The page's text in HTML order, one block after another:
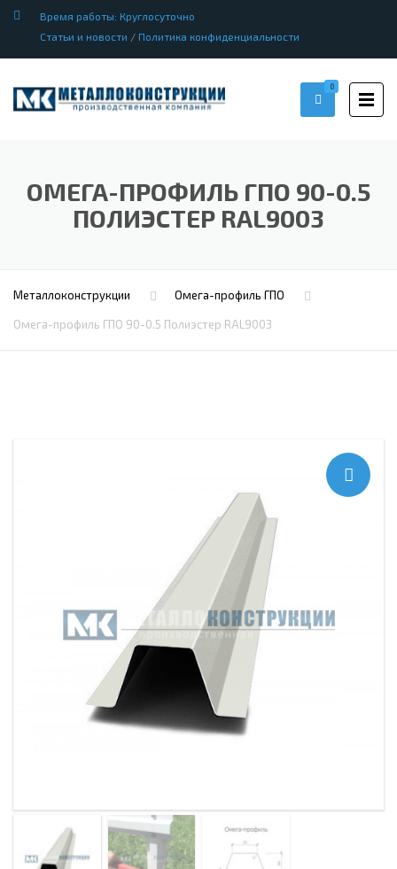
Время работы: Круглосуточно
Статьи и новости / Политика конфиденциальности
0
ОМЕГА-ПРОФИЛЬ ГПО 90-0.5
ПОЛИЭСТЕР RAL9003
Металлоконструкции Омега-профиль ГПО
Омега-профиль ГПО 90-0.5 Полиэстер RAL9003